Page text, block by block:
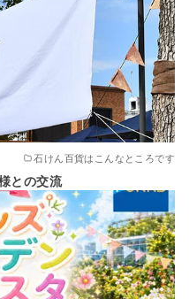
石けん百貨はこんなところです
との交流